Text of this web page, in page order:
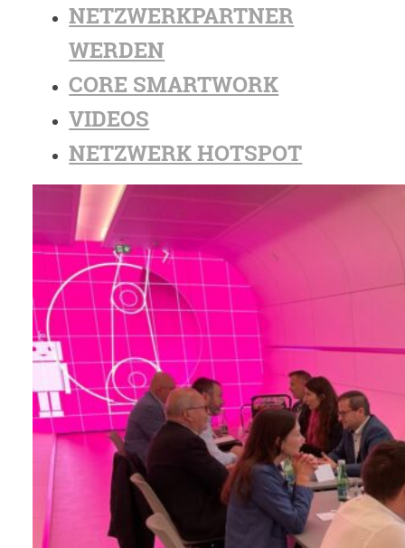
NETZWERKPARTNER
WERDEN
CORE SMARTWORK
VIDEOS
NETZWERK HOTSPOT